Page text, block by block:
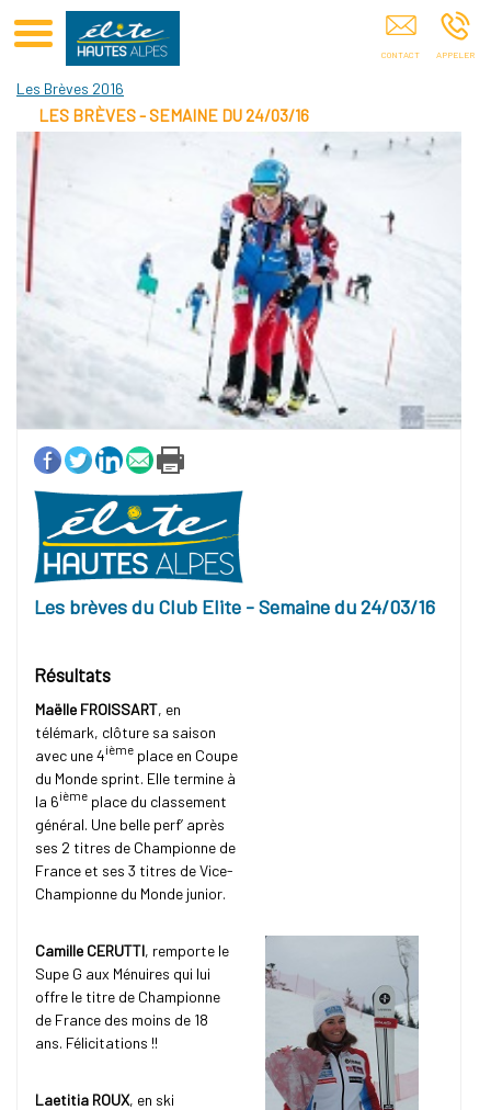
Club Elite Hautes-Alpes Sponsoring De Sportifs Hautes-Alpes
Les Brèves 2016
LES BRÈVES - SEMAINE DU 24/03/16
Les brèves du Club Elite - Semaine du 24/03/16
Résultats
Maëlle FROISSART, en
télémark, clôture sa saison
avec une 4ième place en Coupe
du Monde sprint. Elle termine à
la 6ième place du classement
général. Une belle perf’ après
ses 2 titres de Championne de
France et ses 3 titres de Vice-
Championne du Monde junior.
Camille CERUTTI, remporte le
Supe G aux Ménuires qui lui
offre le titre de Championne
de France des moins de 18
ans. Félicitations !!
Laetitia ROUX, en ski